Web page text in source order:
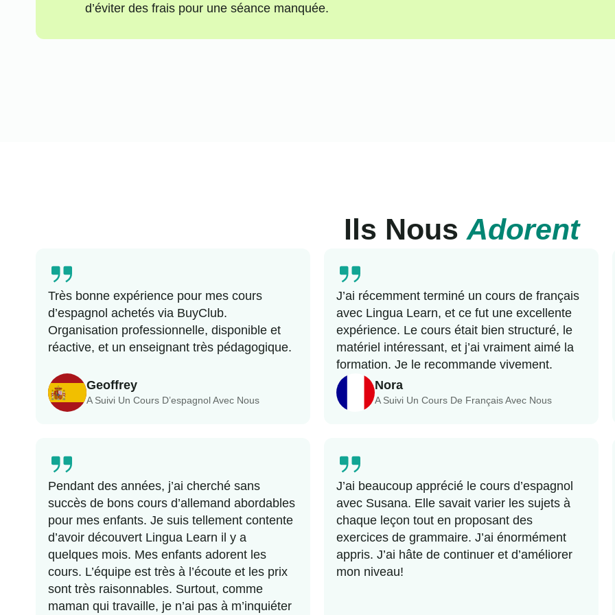
d’éviter des frais pour une séance manquée.
Ils Nous Adorent
Geoffrey
A Suivi Un Cours D’espagnol Avec Nous
Très bonne expérience pour mes cours
d’espagnol achetés via BuyClub.
Organisation professionnelle, disponible et
réactive, et un enseignant très pédagogique.
Nora
A Suivi Un Cours De Français Avec Nous
J’ai récemment terminé un cours de français
avec Lingua Learn, et ce fut une excellente
expérience. Le cours était bien structuré, le
matériel intéressant, et j’ai vraiment aimé la
formation. Je le recommande vivement.
Pendant des années, j’ai cherché sans
succès de bons cours d’allemand abordables
pour mes enfants. Je suis tellement contente
d’avoir découvert Lingua Learn il y a
quelques mois. Mes enfants adorent les
cours. L’équipe est très à l’écoute et les prix
sont très raisonnables. Surtout, comme
maman qui travaille, je n’ai pas à m’inquiéter
J’ai beaucoup apprécié le cours d’espagnol
avec Susana. Elle savait varier les sujets à
chaque leçon tout en proposant des
exercices de grammaire. J’ai énormément
appris. J’ai hâte de continuer et d’améliorer
mon niveau!